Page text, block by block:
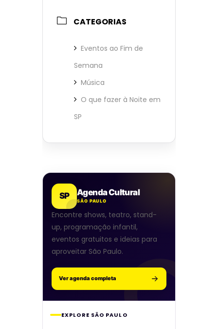
CATEGORIAS
Eventos ao Fim de
Semana
Música
O que fazer à Noite em
SP
SP Agenda Cultural
SÃO PAULO
Encontre shows, teatro, stand-
up, programação infantil,
eventos gratuitos e ideias para
aproveitar São Paulo.
Ver agenda completa
EXPLORE SÃO PAULO